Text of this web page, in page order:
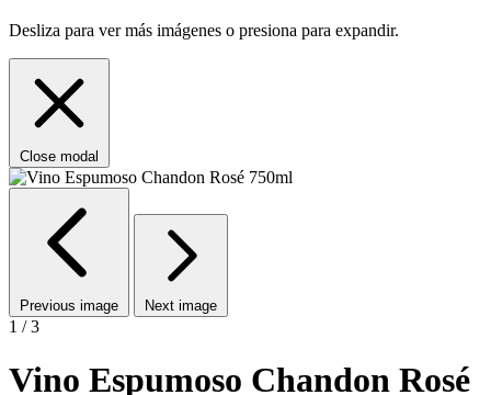
Desliza para ver más imágenes o presiona para expandir.
Close modal
Previous image Next image
1 / 3
Vino Espumoso Chandon Rosé